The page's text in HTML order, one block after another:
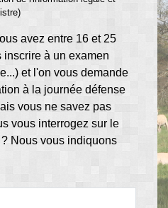
avez entre 16 et 25
à un examen
et l'on vous demande
à la journée défense
vous ne savez pas
vous interrogez sur le
Nous vous indiquons